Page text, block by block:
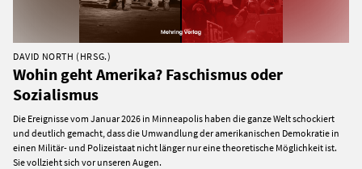
DAVID NORTH (HRSG.)
Wohin geht Amerika? Faschismus oder
Sozialismus
Die Ereignisse vom Januar 2026 in Minneapolis haben die ganze Welt schockiert
und deutlich gemacht, dass die Umwandlung der amerikanischen Demokratie in
einen Militär- und Polizeistaat nicht länger nur eine theoretische Möglichkeit ist.
Sie vollzieht sich vor unseren Augen.